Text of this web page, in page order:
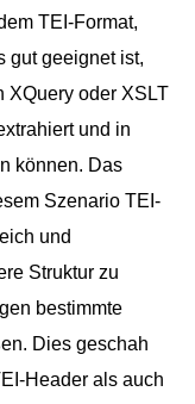
TEI-Format,
gut geeignet ist,
XQuery oder XSLT
und in
können. Das
Szenario TEI-
und
Struktur zu
bestimmte
Dies geschah
Header als auch